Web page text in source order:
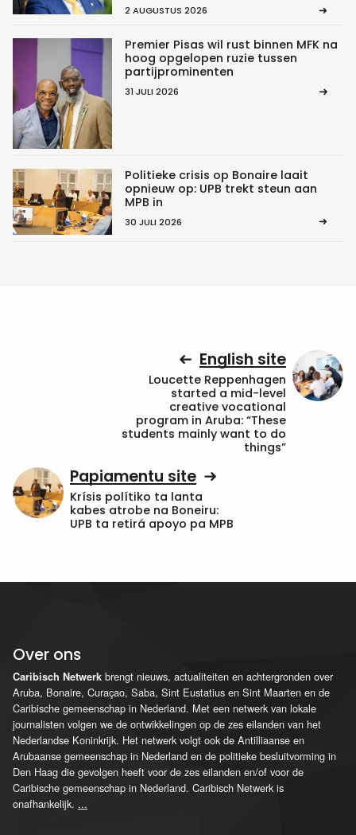
2 AUGUSTUS 2026
Premier Pisas wil rust binnen MFK na
hoog opgelopen ruzie tussen
partijprominenten
31 JULI 2026
Politieke crisis op Bonaire laait
opnieuw op: UPB trekt steun aan
MPB in
30 JULI 2026
English site
Loucette Reppenhagen
started a mid-level
creative vocational
program in Aruba: “These
students mainly want to do
things”
Papiamentu site
Krísis polítiko ta lanta
kabes atrobe na Boneiru:
UPB ta retirá apoyo pa MPB
Over ons
Caribisch Netwerk brengt nieuws, actualiteiten en achtergronden over
Aruba, Bonaire, Curaçao, Saba, Sint Eustatius en Sint Maarten en de
Caribische gemeenschap in Nederland. Met een netwerk van lokale
journalisten volgen we de ontwikkelingen op de zes eilanden van het
Nederlandse Koninkrijk. Het netwerk volgt ook de Antilliaanse en
Arubaanse gemeenschap in Nederland en de politieke besluitvorming in
Den Haag die gevolgen heeft voor de zes eilanden en/of voor de
Caribische gemeenschap in Nederland. Caribisch Netwerk is
onafhankelijk. ...